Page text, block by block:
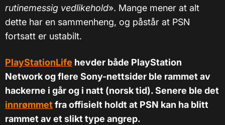
rutinemessig vedlikehold». Mange mener at alt
dette har en sammenheng, og påstår at PSN
fortsatt er ustabilt.
PlayStationLife hevder både PlayStation
Network og flere Sony-nettsider ble rammet av
hackerne i går og i natt (norsk tid). Senere ble det
innrømmetfra offisielt holdt at PSN kan ha blitt
rammet av et slikt type angrep.